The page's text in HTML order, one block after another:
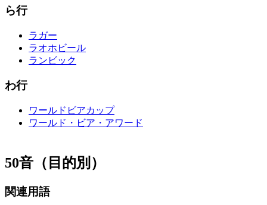
ら行
ラガー
ラオホビール
ランビック
わ行
ワールドビアカップ
ワールド・ビア・アワード
50音（目的別）
関連用語